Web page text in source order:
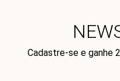
Cadastre-se e ganhe